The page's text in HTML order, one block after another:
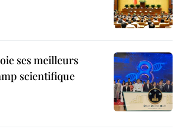
ses meilleurs
scientifique